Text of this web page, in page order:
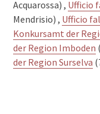
Acquarossa) , Ufficio
Mendrisio) , Ufficio
Konkursamt der
der Region Imboden
der Region Surselva